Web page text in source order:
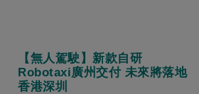
【無人駕駛】新款自研
Robotaxi廣州交付 未來將落地
香港深圳